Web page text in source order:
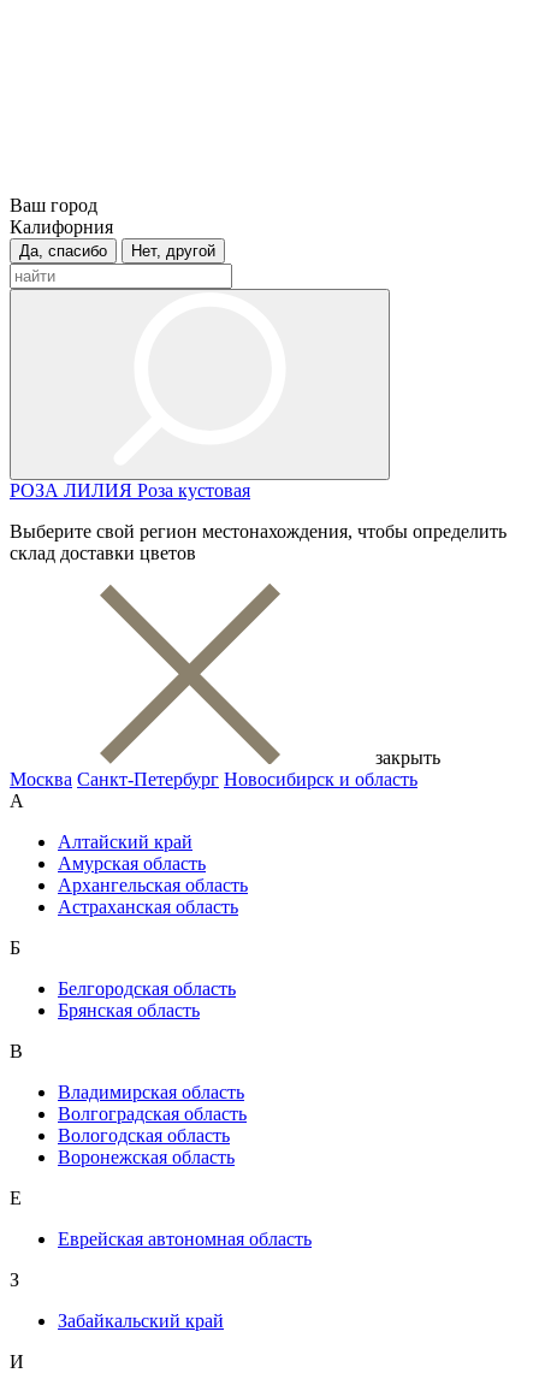
Ваш город
Калифорния
Да, спасибо Нет, другой
РОЗА ЛИЛИЯ Роза кустовая
Выберите свой регион местонахождения, чтобы определить
склад доставки цветов
закрыть
Москва Санкт-Петербург Новосибирск и область
А
Алтайский край
Амурская область
Архангельская область
Астраханская область
Б
Белгородская область
Брянская область
В
Владимирская область
Волгоградская область
Вологодская область
Воронежская область
Е
Еврейская автономная область
З
Забайкальский край
И